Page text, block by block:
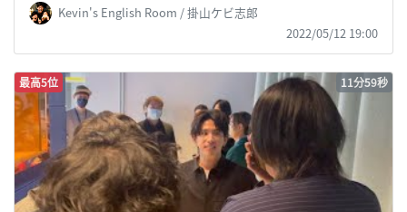
Kevin's English Room / 掛山ケビ志郎
2022/05/12 19:00
最高5位 11分59秒